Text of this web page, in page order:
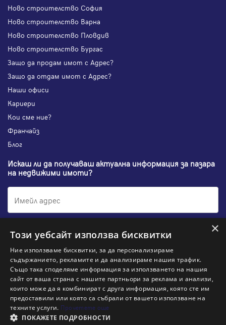
Ново строителство София
Ново строителство Варна
Ново строителство Пловдив
Ново строителство Бургас
Защо да продам имот с Адрес?
Защо да отдам имот с Адрес?
Наши офиси
Кариери
Кои сме ние?
Франчайз
Блог
Искаш ли да получаваш актуална информация за пазара
на недвижими имоти?
Абонирам се
НАЙ-ПОПУЛЯРНИ ТЪРСЕНИЯ:
Общи условия
Политика за "бисквитки"
Политики за поверителност
Информация по ЗЗЛПСПООИН
×
Този уебсайт използва бисквитки
Ние използваме бисквитки, за да персонализираме
съдържанието, рекламите и да анализираме нашия трафик.
Също така споделяме информация за използването на нашия
сайт от ваша страна с нашите партньори за реклама и анализи,
които може да я комбинират с друга информация, която сте им
предоставили или която са събрали от вашето използване на
техните услуги. Прочетете още
ПОКАЖЕТЕ ПОДРОБНОСТИ